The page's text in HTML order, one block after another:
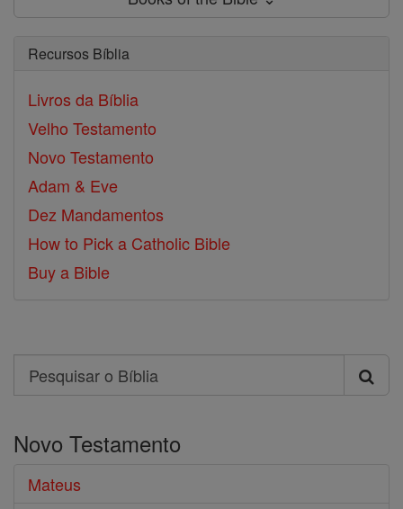
Recursos Bíblia
Livros da Bíblia
Velho Testamento
Novo Testamento
Adam & Eve
Dez Mandamentos
How to Pick a Catholic Bible
Buy a Bible
Search
Pesquisar
Bíblia
Novo Testamento
Mateus